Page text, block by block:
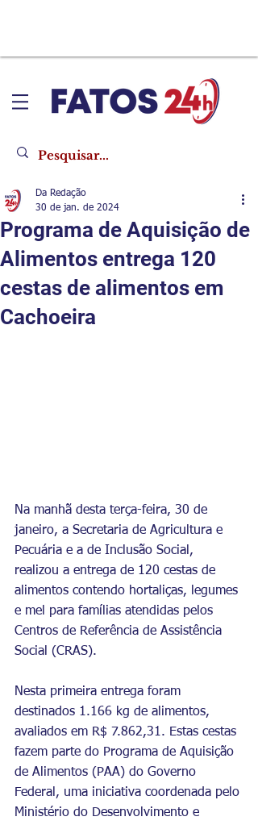
Programa de Aquisição de
Alimentos entrega 120
cestas de alimentos em
Cachoeira
Da Redação
30 de jan. de 2024
Na manhã desta terça-feira, 30 de
janeiro, a Secretaria de Agricultura e
Pecuária e a de Inclusão Social,
realizou a entrega de 120 cestas de
alimentos contendo hortaliças, legumes
e mel para famílias atendidas pelos
Centros de Referência de Assistência
Social (CRAS).
Nesta primeira entrega foram
destinados 1.166 kg de alimentos,
avaliados em R$ 7.862,31. Estas cestas
fazem parte do Programa de Aquisição
de Alimentos (PAA) do Governo
Federal, uma iniciativa coordenada pelo
Ministério do Desenvolvimento e